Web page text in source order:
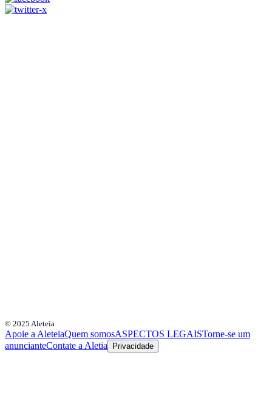
© 2025 Aleteia
Apoie a AleteiaQuem somosASPECTOS LEGAISTorne-se um
anuncianteContate a Aletia Privacidade